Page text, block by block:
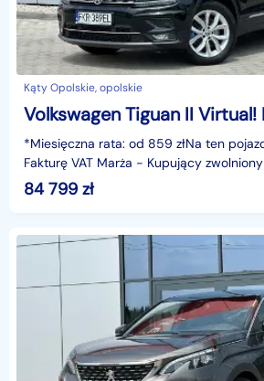
Kąty Opolskie, opolskie
*Miesięczna rata: od 859 złNa ten pojazd wystawiamy
Fakturę VAT Marża - Kupujący
skarbowych.Gwarancja: 6 miesięcy.Cechy
szczególne:Dynamiczny
84 799 zł